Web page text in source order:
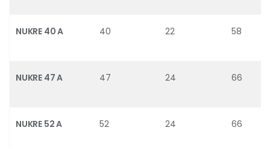
NUKRE 40 A 40 22 58
NUKRE 47 A 47 24 66
NUKRE 52 A 52 24 66